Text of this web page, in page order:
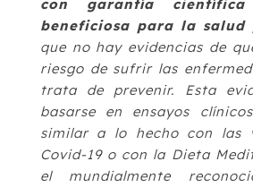
con garantía
beneficiosa para la salud
que no hay evidencias de
riesgo de sufrir las
trata de prevenir. Esta
basarse en ensayos
similar a lo hecho con las
Covid-19 o con la Dieta
el mundialmente